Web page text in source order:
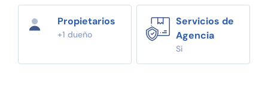
Propietarios
+1 dueño
Servicios de
Agencia
Si